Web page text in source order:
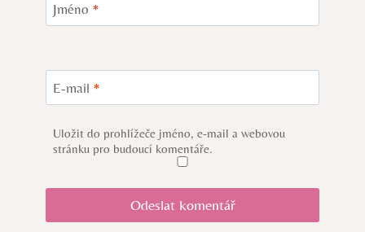
Jméno *
E-mail *
Uložit do prohlížeče jméno, e-mail a webovou
stránku pro budoucí komentáře.